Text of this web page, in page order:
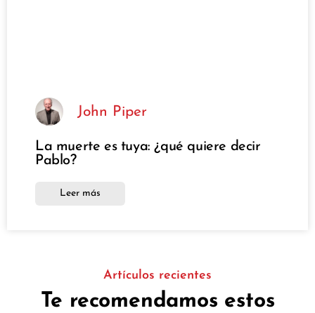
John Piper
La muerte es tuya: ¿qué quiere decir
Pablo?
Leer más
Artículos recientes
Te recomendamos estos